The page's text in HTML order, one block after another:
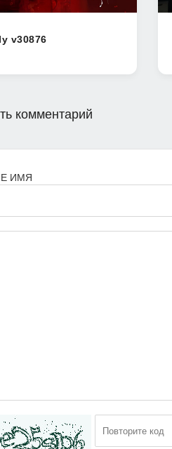
v30876
комментарий
ИМЯ